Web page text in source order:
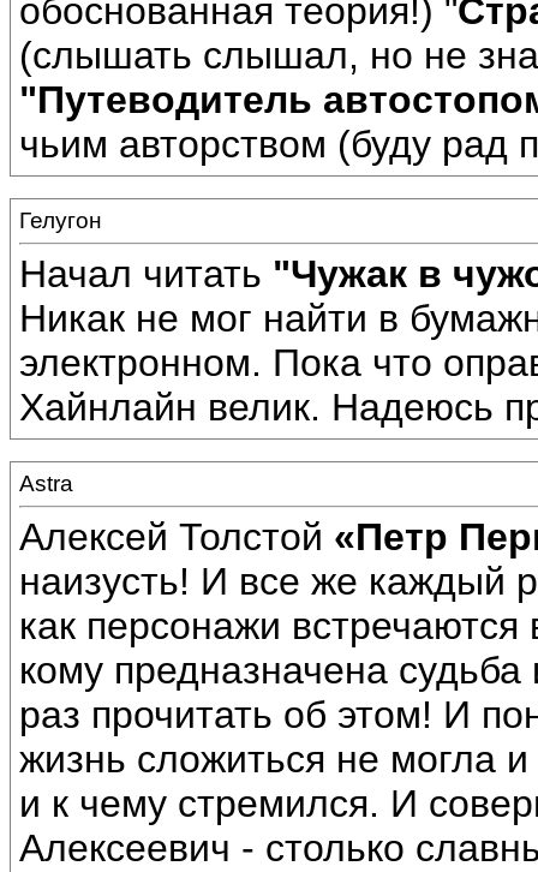
обоснованная теория!) "
(слышать слышал, но не
"Путеводитель
чьим авторством (буду рад
Гелугон
Начал читать "Чужак в
Никак не мог найти в
электронном. Пока что
Хайнлайн велик. Надеюсь
Astra
Алексей Толстой «Петр
наизусть! И все же каждый
как персонажи
кому предназначена
раз прочитать об этом! И
жизнь сложиться не могла
и к чему стремился. И
Алексеевич - столько